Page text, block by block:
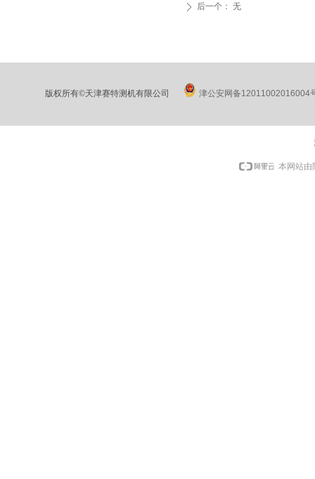
ꄲ 后一个： 无
版权所有©天津赛特测机有限公司 津公安网备12011002016004
本网站由